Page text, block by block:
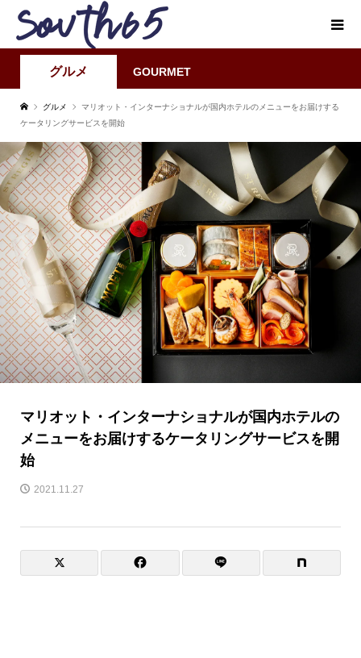
グルメ GOURMET
グルメ
マリオット・インターナショナルが国内ホテルのメニューをお届けする
ケータリングサービスを開始
マリオット・インターナショナルが国内ホテルの
メニューをお届けするケータリングサービスを開
始
2021.11.27